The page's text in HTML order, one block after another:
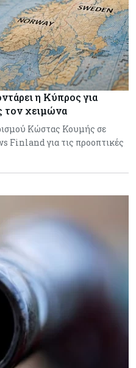
η Κύπρος για
τον χειμώνα
Κώστας Κουμής σε
Finland για τις προοπτικές